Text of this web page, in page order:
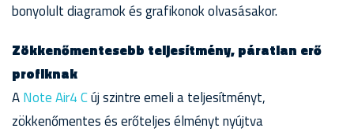
bonyolult diagramok és grafikonok olvasásakor.
Zökkenőmentesebb teljesítmény, páratlan erő
profiknak
ANote Air4 Cúj szintre emeli a teljesítményt,
zökkenőmentes és erőteljes élményt nyújtva